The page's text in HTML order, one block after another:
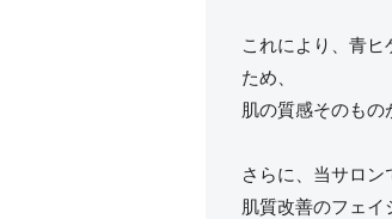
これにより、青
ため、
肌の質感そのもの
さらに、当サロン
肌質改善のフェイ